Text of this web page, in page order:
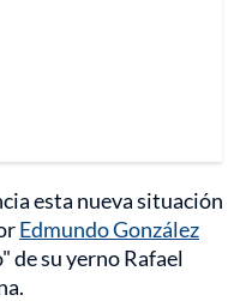
esta nueva situación
Edmundo González
de su yerno Rafael